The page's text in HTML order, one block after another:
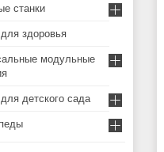
станки
здоровья
модульные
детского сада